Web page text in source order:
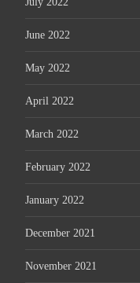
June 2022
May 2022
April 2022
March 2022
February 2022
January 2022
December 2021
November 2021